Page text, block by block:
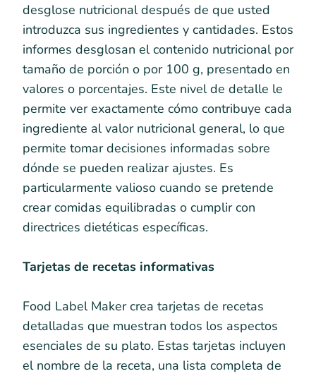
desglose nutricional después de que usted
introduzca sus ingredientes y cantidades. Estos
informes desglosan el contenido nutricional por
tamaño de porción o por 100 g, presentado en
valores o porcentajes. Este nivel de detalle le
permite ver exactamente cómo contribuye cada
ingrediente al valor nutricional general, lo que
permite tomar decisiones informadas sobre
dónde se pueden realizar ajustes. Es
particularmente valioso cuando se pretende
crear comidas equilibradas o cumplir con
directrices dietéticas específicas.
Tarjetas de recetas informativas
Food Label Maker crea tarjetas de recetas
detalladas que muestran todos los aspectos
esenciales de su plato. Estas tarjetas incluyen
el nombre de la receta, una lista completa de